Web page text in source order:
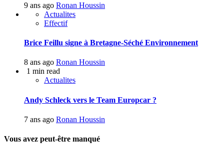
9 ans ago Ronan Houssin
Actualites
Effectif
Brice Feillu signe à Bretagne-Séché Environnement
8 ans ago Ronan Houssin
1 min read
Actualites
Andy Schleck vers le Team Europcar ?
7 ans ago Ronan Houssin
Vous avez peut-être manqué